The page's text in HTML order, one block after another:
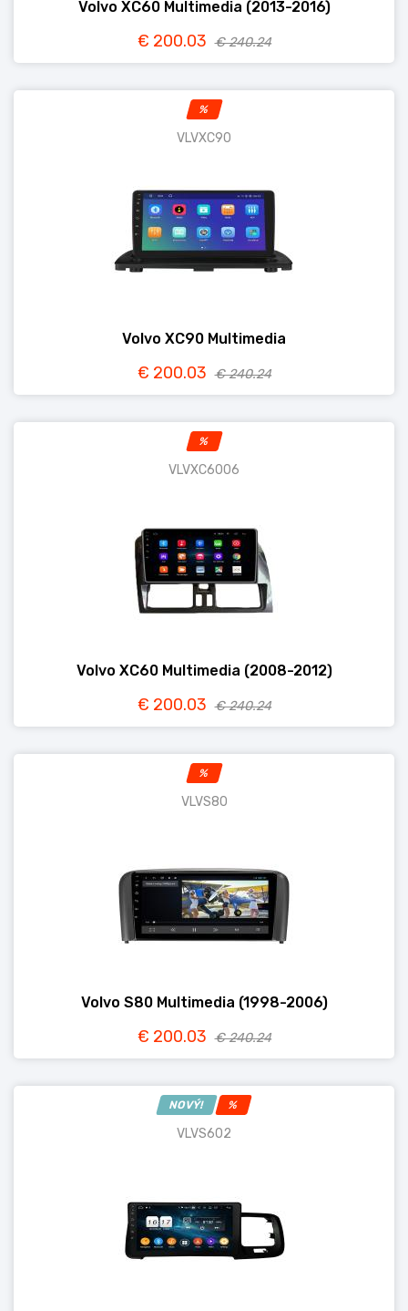
Volvo XC60 Multimedia (2013-2016)
€ 200.03 € 240.24
%
VLVXC90
Volvo XC90 Multimedia
€ 200.03 € 240.24
%
VLVXC6006
Volvo XC60 Multimedia (2008-2012)
€ 200.03 € 240.24
%
VLVS80
Volvo S80 Multimedia (1998-2006)
€ 200.03 € 240.24
NOVÝ! %
VLVS602